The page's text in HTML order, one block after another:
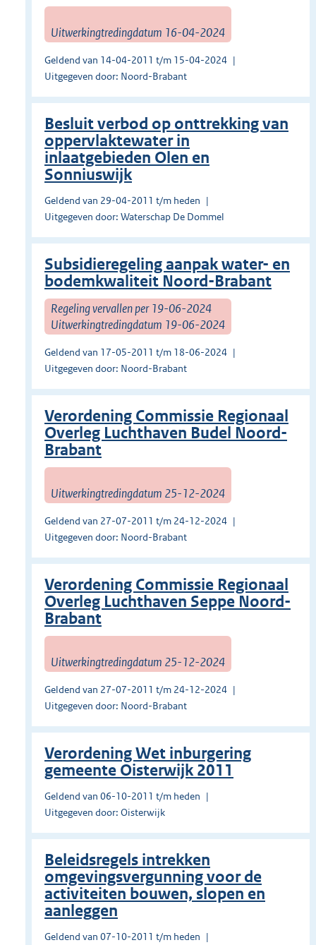
Uitwerkingtredingdatum 16-04-2024
Geldend van 14-04-2011 t/m 15-04-2024
Uitgegeven door: Noord-Brabant
Besluit verbod op onttrekking van
oppervlaktewater in
inlaatgebieden Olen en
Sonniuswijk
Geldend van 29-04-2011 t/m heden
Uitgegeven door: Waterschap De Dommel
Subsidieregeling aanpak water- en
bodemkwaliteit Noord-Brabant
Regeling vervallen per 19-06-2024
Uitwerkingtredingdatum 19-06-2024
Geldend van 17-05-2011 t/m 18-06-2024
Uitgegeven door: Noord-Brabant
Verordening Commissie Regionaal
Overleg Luchthaven Budel Noord-
Brabant
Uitwerkingtredingdatum 25-12-2024
Geldend van 27-07-2011 t/m 24-12-2024
Uitgegeven door: Noord-Brabant
Verordening Commissie Regionaal
Overleg Luchthaven Seppe Noord-
Brabant
Uitwerkingtredingdatum 25-12-2024
Geldend van 27-07-2011 t/m 24-12-2024
Uitgegeven door: Noord-Brabant
Verordening Wet inburgering
gemeente Oisterwijk 2011
Geldend van 06-10-2011 t/m heden
Uitgegeven door: Oisterwijk
Beleidsregels intrekken
omgevingsvergunning voor de
activiteiten bouwen, slopen en
aanleggen
Geldend van 07-10-2011 t/m heden